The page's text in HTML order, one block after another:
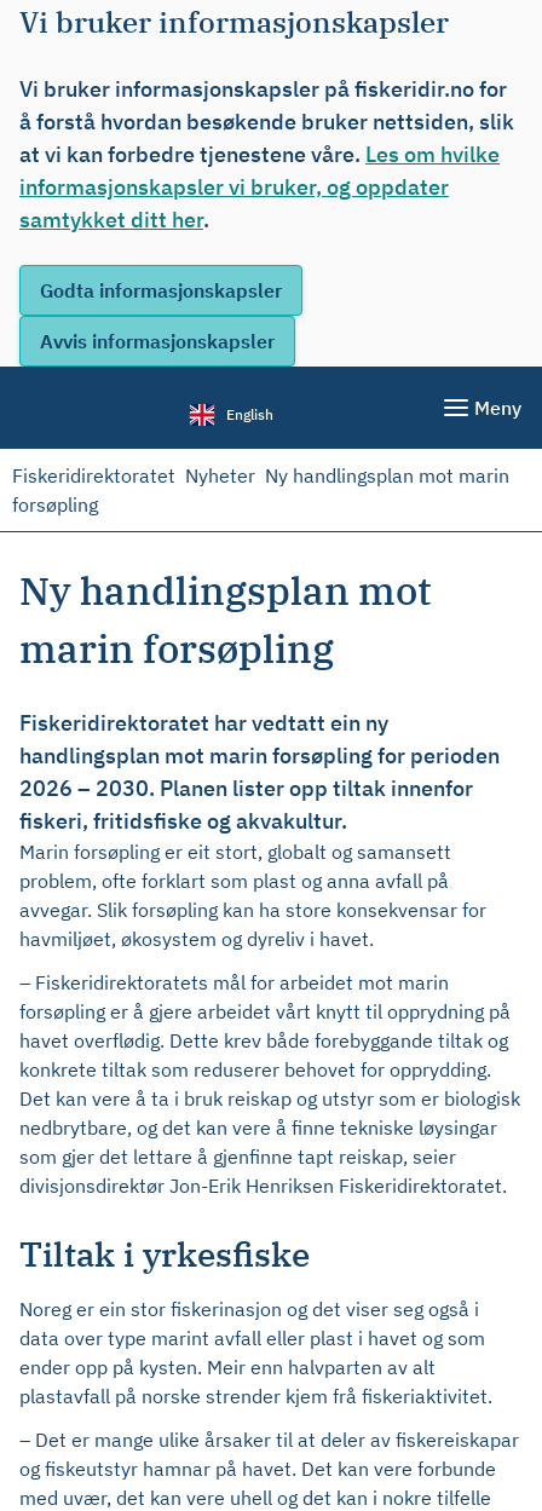
Vi bruker informasjonskapsler
Vi bruker informasjonskapsler på fiskeridir.no for
å forstå hvordan besøkende bruker nettsiden, slik
at vi kan forbedre tjenestene våre. Les om hvilke
informasjonskapsler vi bruker, og oppdater
samtykket ditt her.
English Meny
Fiskeridirektoratet Nyheter Ny handlingsplan mot marin
forsøpling
Ny handlingsplan mot
marin forsøpling
Fiskeridirektoratet har vedtatt ein ny
handlingsplan mot marin forsøpling for perioden
2026 – 2030. Planen lister opp tiltak innenfor
fiskeri, fritidsfiske og akvakultur.
Marin forsøpling er eit stort, globalt og samansett
problem, ofte forklart som plast og anna avfall på
avvegar. Slik forsøpling kan ha store konsekvensar for
havmiljøet, økosystem og dyreliv i havet.
– Fiskeridirektoratets mål for arbeidet mot marin
forsøpling er å gjere arbeidet vårt knytt til opprydning på
havet overflødig. Dette krev både forebyggande tiltak og
konkrete tiltak som reduserer behovet for opprydding.
Det kan vere å ta i bruk reiskap og utstyr som er biologisk
nedbrytbare, og det kan vere å finne tekniske løysingar
som gjer det lettare å gjenfinne tapt reiskap, seier
divisjonsdirektør Jon-Erik Henriksen Fiskeridirektoratet.
Tiltak i yrkesfiske
Noreg er ein stor fiskerinasjon og det viser seg også i
data over type marint avfall eller plast i havet og som
ender opp på kysten. Meir enn halvparten av alt
plastavfall på norske strender kjem frå fiskeriaktivitet.
– Det er mange ulike årsaker til at deler av fiskereiskapar
og fiskeutstyr hamnar på havet. Det kan vere forbunde
med uvær, det kan vere uhell og det kan i nokre tilfelle